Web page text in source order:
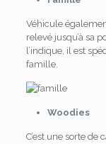
Véhicule
relevé jusqu’à sa
l’indique, il est
famille.
Woodies
C’est une sorte